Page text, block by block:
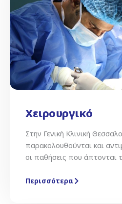
Χειρουργικό
Στην Γενική Κλινική
παρακολουθούνται και
οι παθήσεις που άπτονται
Περισσότερα